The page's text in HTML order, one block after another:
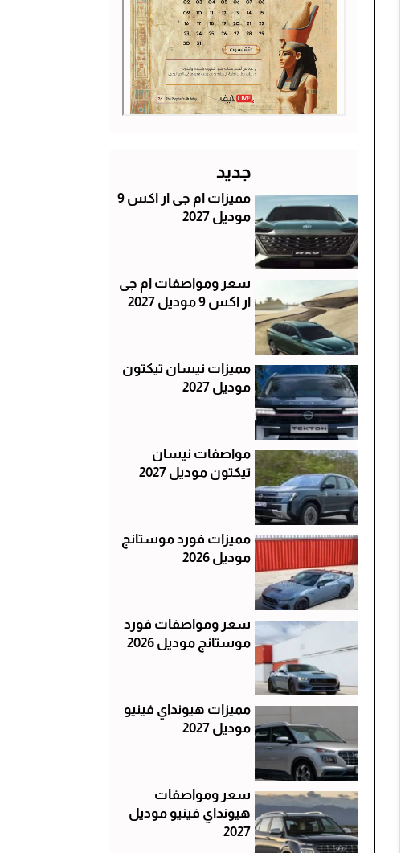
جديد
مميزات ام جى ار اكس 9
موديل 2027
سعر ومواصفات ام جى
ار اكس 9 موديل 2027
مميزات نيسان تيكتون
موديل 2027
مواصفات نيسان
تيكتون موديل 2027
مميزات فورد موستانج
موديل 2026
سعر ومواصفات فورد
موستانج موديل 2026
مميزات هيونداي فينيو
موديل 2027
سعر ومواصفات
هيونداي فينيو موديل
2027